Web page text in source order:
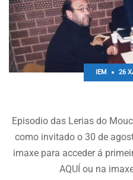
IEM 26
Episodio das Lerias do
como invitado o 30 de
imaxe para acceder á
AQUÍ ou na